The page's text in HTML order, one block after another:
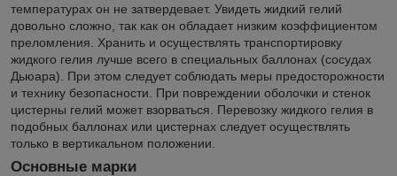
температурах он не затвердевает. Увидеть жидкий гелий
довольно сложно, так как он обладает низким коэффициентом
преломления. Хранить и осуществлять транспортировку
жидкого гелия лучше всего в специальных баллонах (сосудах
Дьюара). При этом следует соблюдать меры предосторожности
и технику безопасности. При повреждении оболочки и стенок
цистерны гелий может взорваться. Перевозку жидкого гелия в
подобных баллонах или цистернах следует осуществлять
только в вертикальном положении.
Основные марки